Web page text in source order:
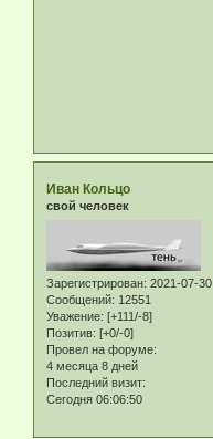
Иван Кольцо
свой человек
Зарегистрирован: 2021-07-30
Сообщений: 12551
Уважение: [+111/-8]
Позитив: [+0/-0]
Провел на форуме:
4 месяца 8 дней
Последний визит:
Сегодня 06:06:50